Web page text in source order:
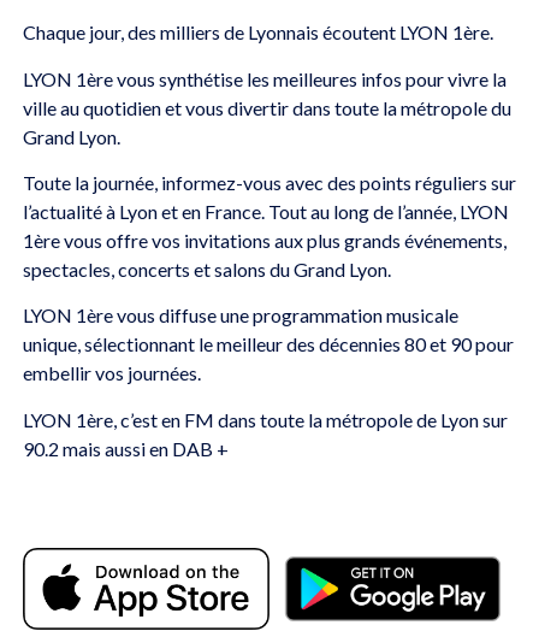
Chaque jour, des milliers de Lyonnais écoutent LYON 1ère.
LYON 1ère vous synthétise les meilleures infos pour vivre la
ville au quotidien et vous divertir dans toute la métropole du
Grand Lyon.
Toute la journée, informez-vous avec des points réguliers sur
l’actualité à Lyon et en France. Tout au long de l’année, LYON
1ère vous offre vos invitations aux plus grands événements,
spectacles, concerts et salons du Grand Lyon.
LYON 1ère vous diffuse une programmation musicale
unique, sélectionnant le meilleur des décennies 80 et 90 pour
embellir vos journées.
LYON 1ère, c’est en FM dans toute la métropole de Lyon sur
90.2 mais aussi en DAB +